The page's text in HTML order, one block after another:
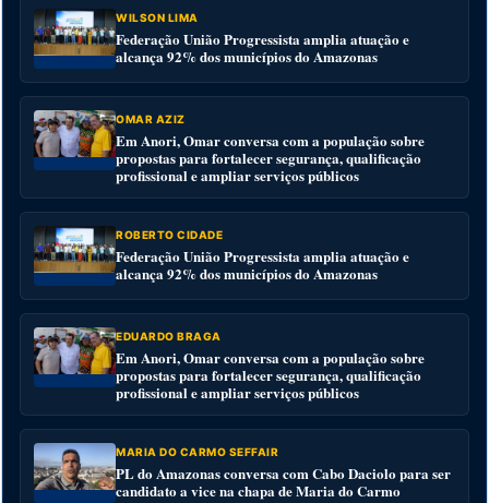
WILSON LIMA
Federação União Progressista amplia atuação e
alcança 92% dos municípios do Amazonas
OMAR AZIZ
Em Anori, Omar conversa com a população sobre
propostas para fortalecer segurança, qualificação
profissional e ampliar serviços públicos
ROBERTO CIDADE
Federação União Progressista amplia atuação e
alcança 92% dos municípios do Amazonas
EDUARDO BRAGA
Em Anori, Omar conversa com a população sobre
propostas para fortalecer segurança, qualificação
profissional e ampliar serviços públicos
MARIA DO CARMO SEFFAIR
PL do Amazonas conversa com Cabo Daciolo para ser
candidato a vice na chapa de Maria do Carmo